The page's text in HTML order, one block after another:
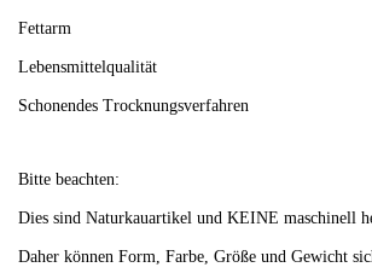
Fettarm
Lebensmittelqualität
Schonendes Trocknungsverfahren
Bitte beachten:
Dies sind Naturkauartikel und KEINE maschinell
Daher können Form, Farbe, Größe und Gewicht